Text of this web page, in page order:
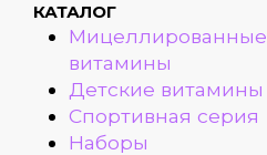
КАТАЛОГ
Мицеллированные
витамины
Детские витамины
Спортивная серия
Наборы